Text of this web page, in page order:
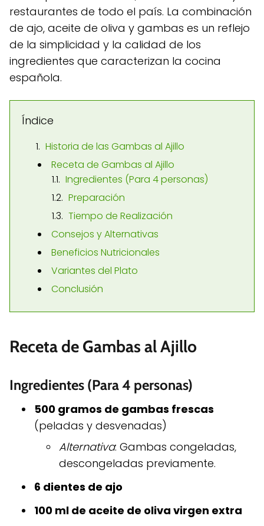
restaurantes de todo el país. La combinación
de ajo, aceite de oliva y gambas es un reflejo
de la simplicidad y la calidad de los
ingredientes que caracterizan la cocina
española.
Índice
Historia de las Gambas al Ajillo
Receta de Gambas al Ajillo
Ingredientes (Para 4 personas)
Preparación
Tiempo de Realización
Consejos y Alternativas
Beneficios Nutricionales
Variantes del Plato
Conclusión
Receta de Gambas al Ajillo
Ingredientes (Para 4 personas)
500 gramos de gambas frescas
(peladas y desvenadas)
Alternativa: Gambas congeladas,
descongeladas previamente.
6 dientes de ajo
100 ml de aceite de oliva virgen extra